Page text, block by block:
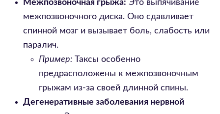
Межпозвоночная грыжа: Это выпячивание
межпозвоночного диска. Оно сдавливает
спинной мозг и вызывает боль, слабость или
паралич.
Пример: Таксы особенно
предрасположены к межпозвоночным
грыжам из-за своей длинной спины.
Дегенеративные заболевания нервной